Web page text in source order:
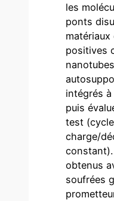
les
ponts
matériaux
positives
intégrés
puis
test
charge/
obtenus
soufrées